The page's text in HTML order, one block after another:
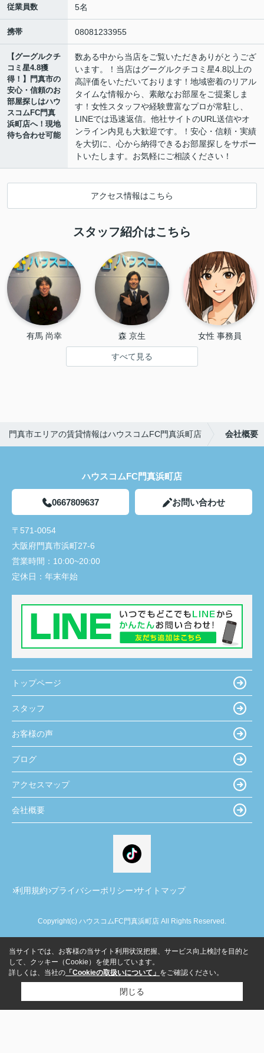
従業員数 5名
携帯 08081233955
【グーグルクチ
コミ星4.8獲
得！】門真市の
安心・信頼のお
部屋探しはハウ
スコムFC門真
浜町店へ！現地
待ち合わせ可能
数ある中から当店をご覧いただきありがとうござ
います。！当店はグーグルクチコミ星4.8以上の
高評価をいただいております！地域密着のリアル
タイムな情報から、素敵なお部屋をご提案しま
す！女性スタッフや経験豊富なプロが常駐し、
LINEでは迅速返信。他社サイトのURL送信やオ
ンライン内見も大歓迎です。！安心・信頼・実績
を大切に、心から納得できるお部屋探しをサポー
トいたします。お気軽にご相談ください！
アクセス情報はこちら
スタッフ紹介はこちら
有馬 尚幸 森 京生 女性 事務員
すべて見る
門真市エリアの賃貸情報はハウスコムFC門真浜町店 会社概要
ハウスコムFC門真浜町店
0667809637 お問い合わせ
〒571-0054
大阪府門真市浜町27-6
営業時間： 10:00~20:00
定休日： 年末年始
トップページ
スタッフ
お客様の声
ブログ
アクセスマップ
会社概要
利用規約 プライバシーポリシー サイトマップ
Copyright(c) ハウスコムFC門真浜町店 All Rights Reserved.
当サイトでは、お客様の当サイト利用状況把握、サービス向上検討を目的と
して、クッキー（Cookie）を使用しています。
詳しくは、当社の 「Cookieの取扱いについて」 をご確認ください。
閉じる